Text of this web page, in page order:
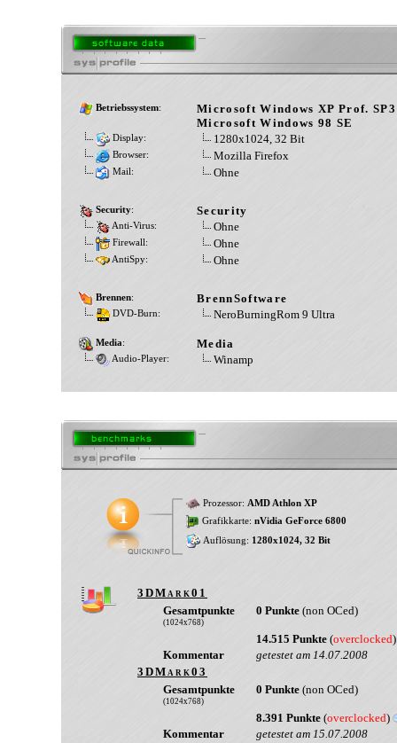
Betriebssystem:
Microsoft Windows XP Prof. SP3
Microsoft Windows 98 SE
Display: 1280x1024, 32 Bit
Browser: Mozilla Firefox
Mail: Ohne
Security: Security
Anti-Virus: Ohne
Firewall: Ohne
AntiSpy: Ohne
Brennen: BrennSoftware
DVD-Burn: NeroBurningRom 9 Ultra
Media: Media
Audio-Player: Winamp
Prozessor: AMD Athlon XP
Grafikkarte: nVidia GeForce 6800
Auflösung: 1280x1024, 32 Bit
3DMark01
Gesamtpunkte
(1024x768)
0 Punkte (non OCed)
14.515 Punkte (overclocked
Kommentar
getestet am 14.07.2008
3DMark03
Gesamtpunkte
(1024x768)
0 Punkte (non OCed)
8.391 Punkte (overclocked)
Kommentar
getestet am 15.07.2008